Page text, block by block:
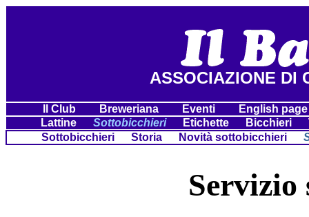
ASSOCIAZIONE DI
Il Club Breweriana Eventi
English
Lattine
Sottobicchieri Etichette Bicchieri
Sottobicchieri
Storia Novità sottobicchieri
Servizio